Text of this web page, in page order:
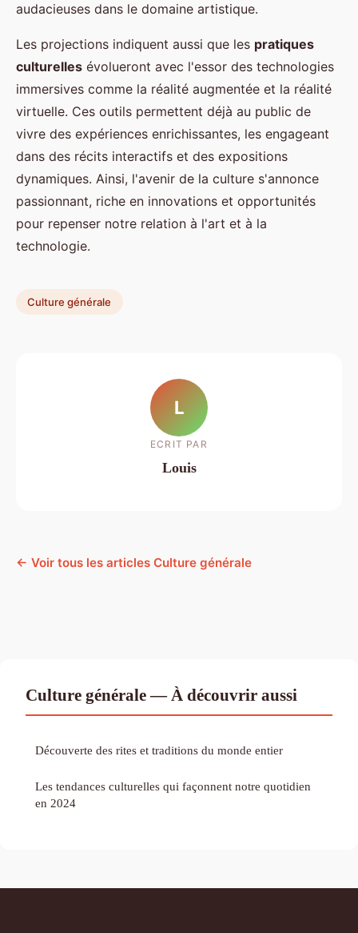
audacieuses dans le domaine artistique.
Les projections indiquent aussi que les pratiques
culturelles évolueront avec l'essor des technologies
immersives comme la réalité augmentée et la réalité
virtuelle. Ces outils permettent déjà au public de
vivre des expériences enrichissantes, les engageant
dans des récits interactifs et des expositions
dynamiques. Ainsi, l'avenir de la culture s'annonce
passionnant, riche en innovations et opportunités
pour repenser notre relation à l'art et à la
technologie.
Culture générale
L
ECRIT PAR
Louis
← Voir tous les articles Culture générale
Culture générale — À découvrir aussi
Découverte des rites et traditions du monde entier
Les tendances culturelles qui façonnent notre quotidien
en 2024